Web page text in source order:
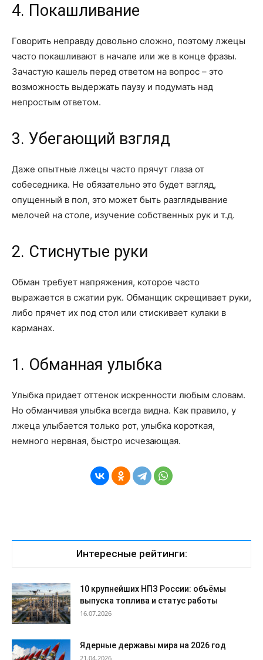
4. Покашливание
Говорить неправду довольно сложно, поэтому лжецы
часто покашливают в начале или же в конце фразы.
Зачастую кашель перед ответом на вопрос – это
возможность выдержать паузу и подумать над
непростым ответом.
3. Убегающий взгляд
Даже опытные лжецы часто прячут глаза от
собеседника. Не обязательно это будет взгляд,
опущенный в пол, это может быть разглядывание
мелочей на столе, изучение собственных рук и т.д.
2. Стиснутые руки
Обман требует напряжения, которое часто
выражается в сжатии рук. Обманщик скрещивает руки,
либо прячет их под стол или стискивает кулаки в
карманах.
1. Обманная улыбка
Улыбка придает оттенок искренности любым словам.
Но обманчивая улыбка всегда видна. Как правило, у
лжеца улыбается только рот, улыбка короткая,
немного нервная, быстро исчезающая.
Интересные рейтинги:
10 крупнейших НПЗ России: объёмы
выпуска топлива и статус работы
16.07.2026
Ядерные державы мира на 2026 год
21.04.2026